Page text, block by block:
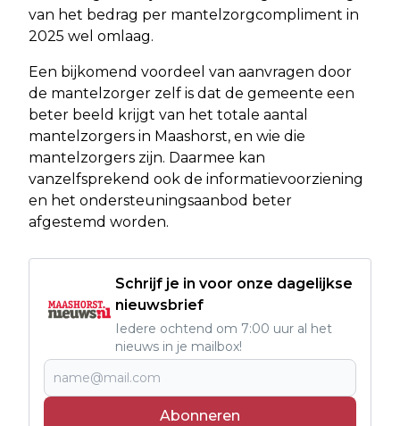
van het bedrag per mantelzorgcompliment in
2025 wel omlaag.
Een bijkomend voordeel van aanvragen door
de mantelzorger zelf is dat de gemeente een
beter beeld krijgt van het totale aantal
mantelzorgers in Maashorst, en wie die
mantelzorgers zijn. Daarmee kan
vanzelfsprekend ook de informatievoorziening
en het ondersteuningsaanbod beter
afgestemd worden.
Schrijf je in voor onze dagelijkse
nieuwsbrief
Iedere ochtend om 7:00 uur al het
nieuws in je mailbox!
Abonneren